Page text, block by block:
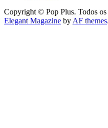
Copyright © Pop Plus. Todos os
Elegant Magazine by AF themes.